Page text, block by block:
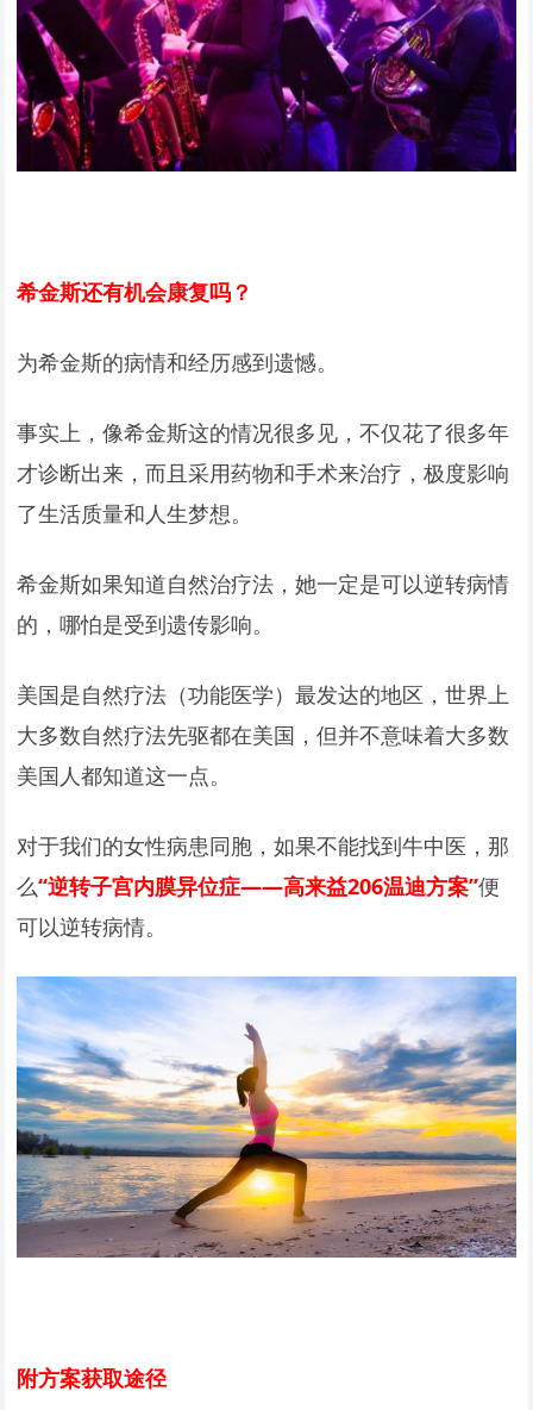
希金斯还有机会康复吗？
为希金斯的病情和经历感到遗憾。
事实上，像希金斯这的情况很多见，不仅花了很多年
才诊断出来，而且采用药物和手术来治疗，极度影响
了生活质量和人生梦想。
希金斯如果知道自然治疗法，她一定是可以逆转病情
的，哪怕是受到遗传影响。
美国是自然疗法（功能医学）最发达的地区，世界上
大多数自然疗法先驱都在美国，但并不意味着大多数
美国人都知道这一点。
对于我们的女性病患同胞，如果不能找到牛中医，那
么“逆转子宫内膜异位症——高来益206温迪方案”便
可以逆转病情。
附方案获取途径